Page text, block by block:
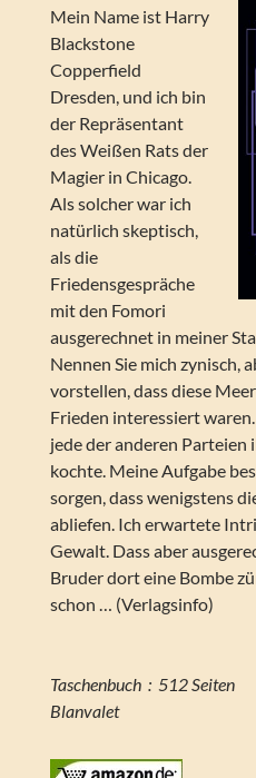
Mein Name ist Harry
Blackstone
Copperfield
Dresden, und ich bin
der Repräsentant
des Weißen Rats der
Magier in Chicago.
Als solcher war ich
natürlich skeptisch,
als die
Friedensgespräche
mit den Fomori
ausgerechnet in meiner
Nennen Sie mich zynisch,
vorstellen, dass diese
Frieden interessiert
jede der anderen Parteien
kochte. Meine Aufgabe
sorgen, dass wenigstens
abliefen. Ich erwartete
Gewalt. Dass aber
Bruder dort eine Bombe
schon … (Verlagsinfo)
Taschenbuch ‏ : ‎ 512 Seiten
Blanvalet